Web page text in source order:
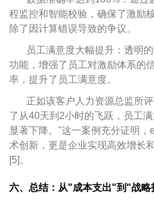
程监控和智能校验，确保了激励
除了因计算错误导致的争议。
员工满意度大幅提升：透明
功能，增强了员工对激励体系的
率，提升了员工满意度。
正如该客户人力资源总监所
了从40天到2小时的飞跃，员工
显著下降。"这一案例充分证明
术创新，更是企业实现高效增长
[5]。
六、总结：从"成本支出"到"战略